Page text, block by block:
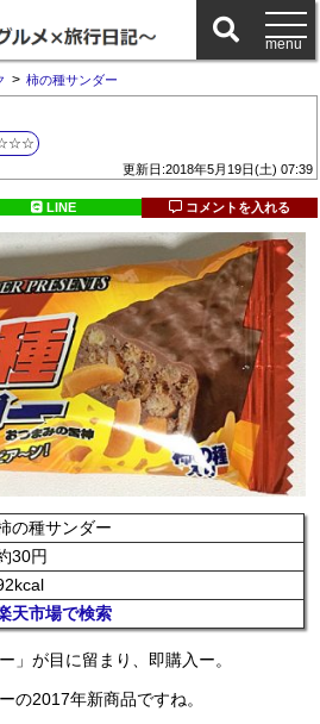
> 柿の種サンダー
更新日:2018年5月19日(土) 07:39
LINE コメントを入れる
の種サンダー
30円
天市場で検索
」が目に留まり、即購入ー。
の2017年新商品ですね。